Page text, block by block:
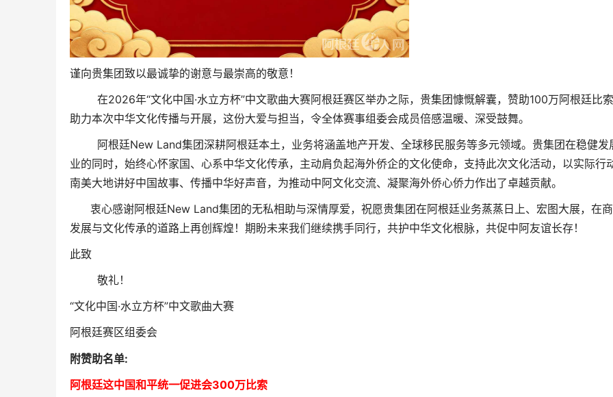
谨向贵集团致以最诚挚的谢意与最崇高的敬意！
在2026年“文化中国·水立方杯”中文歌曲大赛阿根廷赛区举办之际，贵集团慷慨解囊，赞助100万阿根廷比索
助力本次中华文化传播与开展，这份大爱与担当，令全体赛事组委会成员倍感温暖、深受鼓舞。
阿根廷New Land集团深耕阿根廷本土，业务将涵盖地产开发、全球移民服务等多元领域。贵集团在稳健发
业的同时，始终心怀家国、心系中华文化传承，主动肩负起海外侨企的文化使命，支持此次文化活动，以实际行
南美大地讲好中国故事、传播中华好声音，为推动中阿文化交流、凝聚海外侨心侨力作出了卓越贡献。
衷心感谢阿根廷New Land集团的无私相助与深情厚爱，祝愿贵集团在阿根廷业务蒸蒸日上、宏图大展，在
发展与文化传承的道路上再创辉煌！期盼未来我们继续携手同行，共护中华文化根脉，共促中阿友谊长存！
此致
敬礼！
“文化中国·水立方杯”中文歌曲大赛
阿根廷赛区组委会
附赞助名单:
阿根廷这中国和平统一促进会300万比索